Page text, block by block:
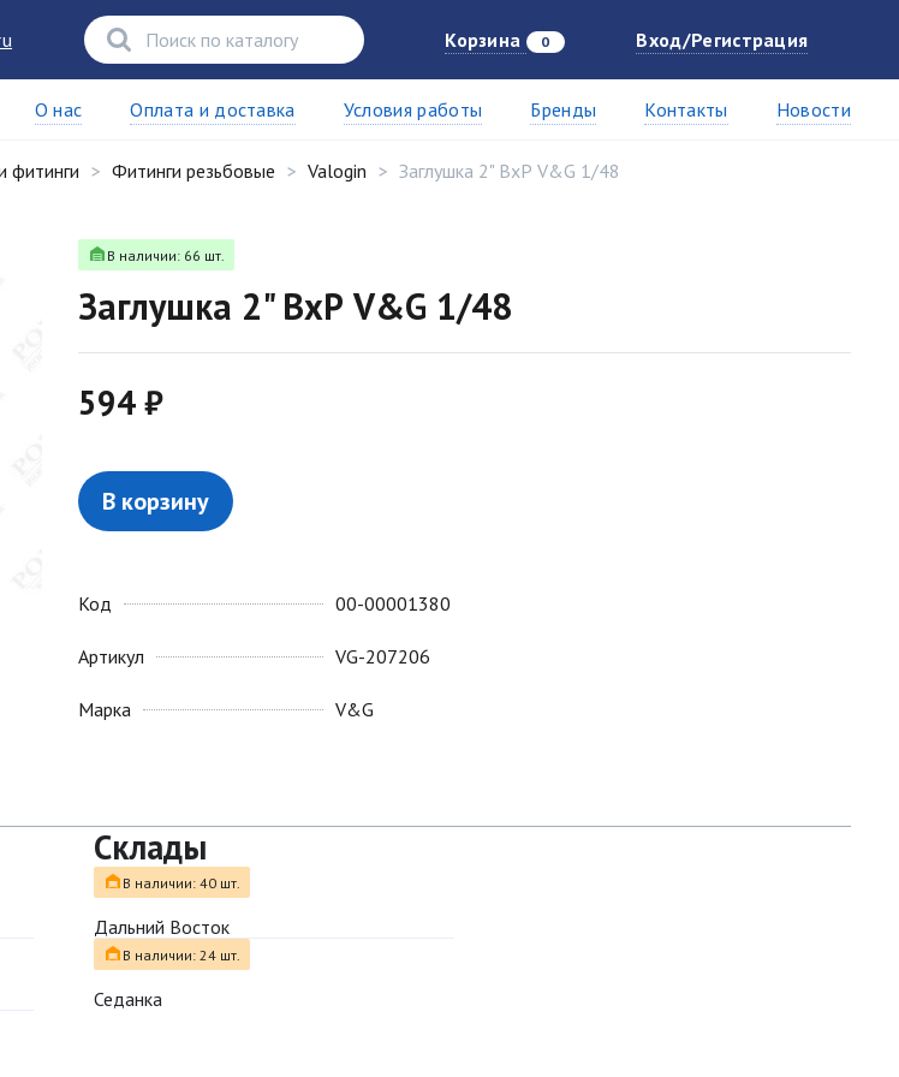
Корзина 0 Вход/Регистрация
О нас Оплата и доставка Условия работы Бренды Контакты Новости
фитинги Фитинги резьбовые Valogin Заглушка 2" ВхР V&G 1/48
В наличии: 66 шт.
Заглушка 2" ВхР V&G 1/48
594 ₽
В корзину
Код
Артикул
Марка
00-00001380
VG-207206
V&G
Склады
В наличии: 40 шт.
Дальний Восток
В наличии: 24 шт.
Седанка